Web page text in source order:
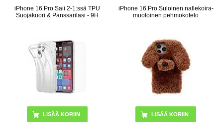
iPhone 16 Pro Saii 2-1:ssä TPU
Suojakuori & Panssarilasi - 9H
iPhone 16 Pro Suloinen nallekoira-
muotoinen pehmokotelo
LISÄÄ KORIIN